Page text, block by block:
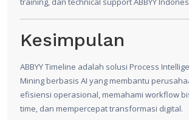
Kesimpulan
ABBYYTimeline adalah solusi Process
Mining berbasis AI yang membantu
efisiensi operasional, memahami workflow
time, dan mempercepat transformasi digital.